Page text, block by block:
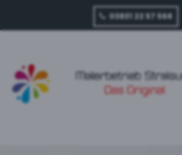
03831 22 57 568